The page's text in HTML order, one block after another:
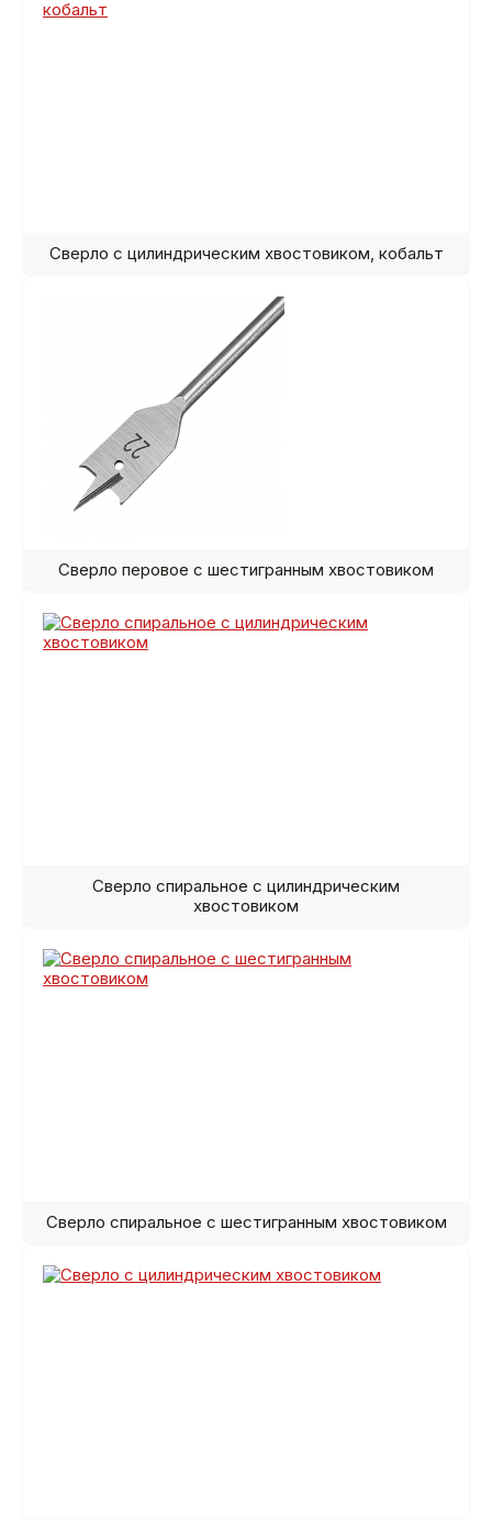
Сверло с цилиндрическим хвостовиком, кобальт
Сверло перовое с шестигранным хвостовиком
Сверло спиральное с цилиндрическим
хвостовиком
Сверло спиральное с шестигранным хвостовиком